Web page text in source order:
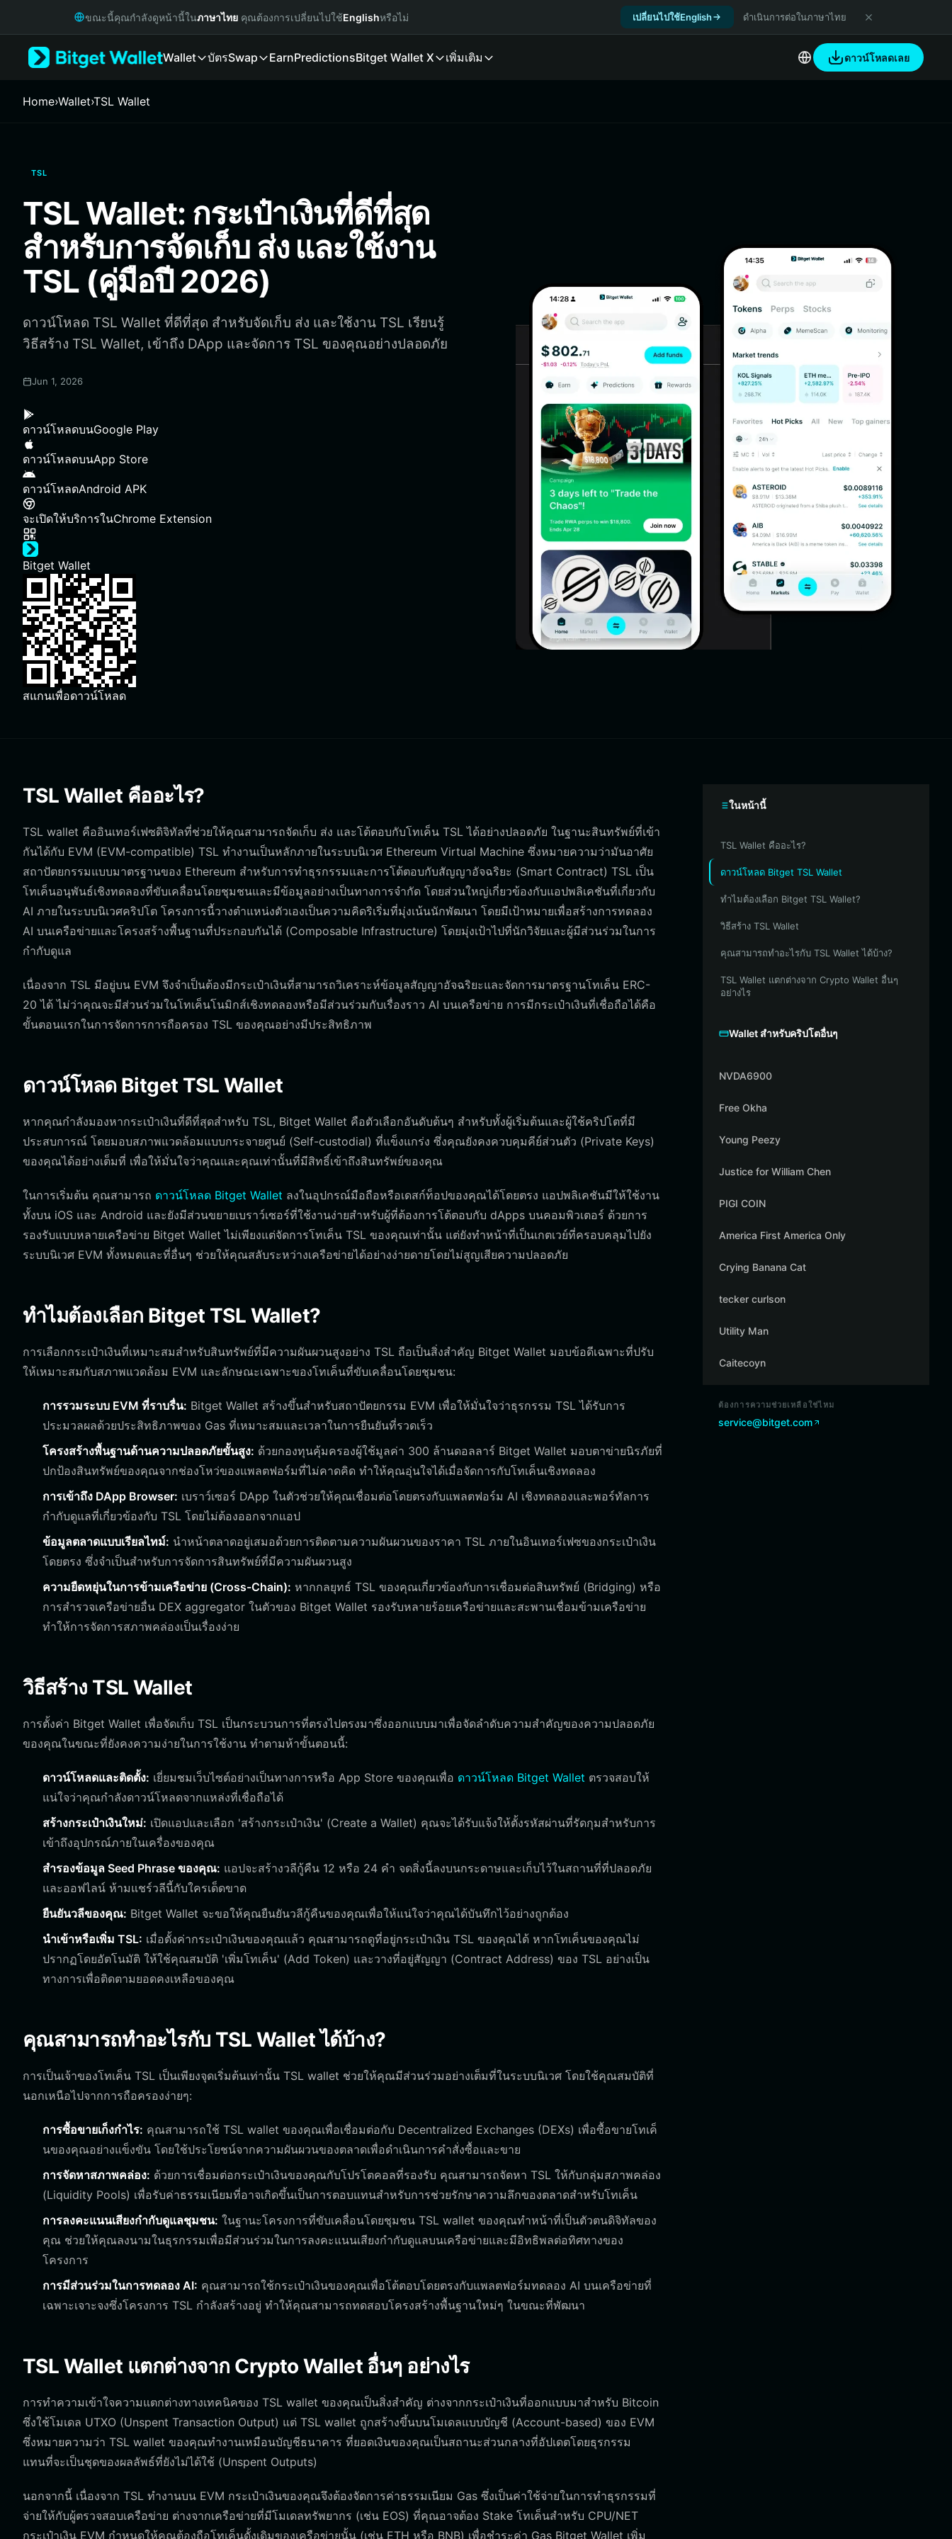
Русский
Italiano
繁體中文
Bahasa Indonesia
ภาษาไทย
Português (Brasil)
Español (Argentina)
ขณะนี้คุณกำลังดูหน้านี้ในภาษาไทย คุณต้องการเปลี่ยนไปใช้Englishหรือไม่ เปลี่ยนไปใช้English ดำเนินการต่อในภาษาไทย
Wallet บัตรSwap EarnPredictionsBitget Wallet X เพิ่มเติม ดาวน์โหลดเลย
Home›Wallet›TSL Wallet
TSL
TSL Wallet: กระเป๋าเงินที่ดีที่สุด
สำหรับการจัดเก็บ ส่ง และใช้งาน
TSL (คู่มือปี 2026)
ดาวน์โหลด TSL Wallet ที่ดีที่สุด สำหรับจัดเก็บ ส่ง และใช้งาน TSL เรียนรู้
วิธีสร้าง TSL Wallet, เข้าถึง DApp และจัดการ TSL ของคุณอย่างปลอดภัย
Jun 1, 2026
ดาวน์โหลดบนGoogle Play
ดาวน์โหลดบนApp Store
ดาวน์โหลดAndroid APK
จะเปิดให้บริการในChrome Extension
Bitget Wallet
สแกนเพื่อดาวน์โหลด
TSL Wallet คืออะไร?
TSL wallet คืออินเทอร์เฟซดิจิทัลที่ช่วยให้คุณสามารถจัดเก็บ ส่ง และโต้ตอบกับโทเค็น TSL ได้อย่างปลอดภัย ในฐานะสินทรัพย์ที่เข้า
กันได้กับ EVM (EVM-compatible) TSL ทำงานเป็นหลักภายในระบบนิเวศ Ethereum Virtual Machine ซึ่งหมายความว่ามันอาศัย
สถาปัตยกรรมแบบมาตรฐานของ Ethereum สำหรับการทำธุรกรรมและการโต้ตอบกับสัญญาอัจฉริยะ (Smart Contract) TSL เป็น
โทเค็นอนุพันธ์เชิงทดลองที่ขับเคลื่อนโดยชุมชนและมีข้อมูลอย่างเป็นทางการจำกัด โดยส่วนใหญ่เกี่ยวข้องกับแอปพลิเคชันที่เกี่ยวกับ
AI ภายในระบบนิเวศคริปโต โครงการนี้วางตำแหน่งตัวเองเป็นความคิดริเริ่มที่มุ่งเน้นนักพัฒนา โดยมีเป้าหมายเพื่อสร้างการทดลอง
AI บนเครือข่ายและโครงสร้างพื้นฐานที่ประกอบกันได้ (Composable Infrastructure) โดยมุ่งเป้าไปที่นักวิจัยและผู้มีส่วนร่วมในการ
กำกับดูแล
เนื่องจาก TSL มีอยู่บน EVM จึงจำเป็นต้องมีกระเป๋าเงินที่สามารถวิเคราะห์ข้อมูลสัญญาอัจฉริยะและจัดการมาตรฐานโทเค็น ERC-
20 ได้ ไม่ว่าคุณจะมีส่วนร่วมในโทเค็นโนมิกส์เชิงทดลองหรือมีส่วนร่วมกับเรื่องราว AI บนเครือข่าย การมีกระเป๋าเงินที่เชื่อถือได้คือ
ขั้นตอนแรกในการจัดการการถือครอง TSL ของคุณอย่างมีประสิทธิภาพ
ดาวน์โหลด Bitget TSL Wallet
หากคุณกำลังมองหากระเป๋าเงินที่ดีที่สุดสำหรับ TSL, Bitget Wallet คือตัวเลือกอันดับต้นๆ สำหรับทั้งผู้เริ่มต้นและผู้ใช้คริปโตที่มี
ประสบการณ์ โดยมอบสภาพแวดล้อมแบบกระจายศูนย์ (Self-custodial) ที่แข็งแกร่ง ซึ่งคุณยังคงควบคุมคีย์ส่วนตัว (Private Keys)
ของคุณได้อย่างเต็มที่ เพื่อให้มั่นใจว่าคุณและคุณเท่านั้นที่มีสิทธิ์เข้าถึงสินทรัพย์ของคุณ
ในการเริ่มต้น คุณสามารถ ดาวน์โหลด Bitget Wallet ลงในอุปกรณ์มือถือหรือเดสก์ท็อปของคุณได้โดยตรง แอปพลิเคชันมีให้ใช้งาน
ทั้งบน iOS และ Android และยังมีส่วนขยายเบราว์เซอร์ที่ใช้งานง่ายสำหรับผู้ที่ต้องการโต้ตอบกับ dApps บนคอมพิวเตอร์ ด้วยการ
รองรับแบบหลายเครือข่าย Bitget Wallet ไม่เพียงแต่จัดการโทเค็น TSL ของคุณเท่านั้น แต่ยังทำหน้าที่เป็นเกตเวย์ที่ครอบคลุมไปยัง
ระบบนิเวศ EVM ทั้งหมดและที่อื่นๆ ช่วยให้คุณสลับระหว่างเครือข่ายได้อย่างง่ายดายโดยไม่สูญเสียความปลอดภัย
ทำไมต้องเลือก Bitget TSL Wallet?
การเลือกกระเป๋าเงินที่เหมาะสมสำหรับสินทรัพย์ที่มีความผันผวนสูงอย่าง TSL ถือเป็นสิ่งสำคัญ Bitget Wallet มอบข้อดีเฉพาะที่ปรับ
ให้เหมาะสมกับสภาพแวดล้อม EVM และลักษณะเฉพาะของโทเค็นที่ขับเคลื่อนโดยชุมชน:
การรวมระบบ EVM ที่ราบรื่น: Bitget Wallet สร้างขึ้นสำหรับสถาปัตยกรรม EVM เพื่อให้มั่นใจว่าธุรกรรม TSL ได้รับการ
ประมวลผลด้วยประสิทธิภาพของ Gas ที่เหมาะสมและเวลาในการยืนยันที่รวดเร็ว
โครงสร้างพื้นฐานด้านความปลอดภัยขั้นสูง: ด้วยกองทุนคุ้มครองผู้ใช้มูลค่า 300 ล้านดอลลาร์ Bitget Wallet มอบตาข่ายนิรภัยที่
ปกป้องสินทรัพย์ของคุณจากช่องโหว่ของแพลตฟอร์มที่ไม่คาดคิด ทำให้คุณอุ่นใจได้เมื่อจัดการกับโทเค็นเชิงทดลอง
การเข้าถึง DApp Browser: เบราว์เซอร์ DApp ในตัวช่วยให้คุณเชื่อมต่อโดยตรงกับแพลตฟอร์ม AI เชิงทดลองและพอร์ทัลการ
กำกับดูแลที่เกี่ยวข้องกับ TSL โดยไม่ต้องออกจากแอป
ข้อมูลตลาดแบบเรียลไทม์: นำหน้าตลาดอยู่เสมอด้วยการติดตามความผันผวนของราคา TSL ภายในอินเทอร์เฟซของกระเป๋าเงิน
โดยตรง ซึ่งจำเป็นสำหรับการจัดการสินทรัพย์ที่มีความผันผวนสูง
ความยืดหยุ่นในการข้ามเครือข่าย (Cross-Chain): หากกลยุทธ์ TSL ของคุณเกี่ยวข้องกับการเชื่อมต่อสินทรัพย์ (Bridging) หรือ
การสำรวจเครือข่ายอื่น DEX aggregator ในตัวของ Bitget Wallet รองรับหลายร้อยเครือข่ายและสะพานเชื่อมข้ามเครือข่าย
ทำให้การจัดการสภาพคล่องเป็นเรื่องง่าย
วิธีสร้าง TSL Wallet
การตั้งค่า Bitget Wallet เพื่อจัดเก็บ TSL เป็นกระบวนการที่ตรงไปตรงมาซึ่งออกแบบมาเพื่อจัดลำดับความสำคัญของความปลอดภัย
ของคุณในขณะที่ยังคงความง่ายในการใช้งาน ทำตามห้าขั้นตอนนี้:
ดาวน์โหลดและติดตั้ง: เยี่ยมชมเว็บไซต์อย่างเป็นทางการหรือ App Store ของคุณเพื่อ ดาวน์โหลด Bitget Wallet ตรวจสอบให้
แน่ใจว่าคุณกำลังดาวน์โหลดจากแหล่งที่เชื่อถือได้
สร้างกระเป๋าเงินใหม่: เปิดแอปและเลือก 'สร้างกระเป๋าเงิน' (Create a Wallet) คุณจะได้รับแจ้งให้ตั้งรหัสผ่านที่รัดกุมสำหรับการ
เข้าถึงอุปกรณ์ภายในเครื่องของคุณ
สำรองข้อมูล Seed Phrase ของคุณ: แอปจะสร้างวลีกู้คืน 12 หรือ 24 คำ จดสิ่งนี้ลงบนกระดาษและเก็บไว้ในสถานที่ที่ปลอดภัย
และออฟไลน์ ห้ามแชร์วลีนี้กับใครเด็ดขาด
ยืนยันวลีของคุณ: Bitget Wallet จะขอให้คุณยืนยันวลีกู้คืนของคุณเพื่อให้แน่ใจว่าคุณได้บันทึกไว้อย่างถูกต้อง
นำเข้าหรือเพิ่ม TSL: เมื่อตั้งค่ากระเป๋าเงินของคุณแล้ว คุณสามารถดูที่อยู่กระเป๋าเงิน TSL ของคุณได้ หากโทเค็นของคุณไม่
ปรากฏโดยอัตโนมัติ ให้ใช้คุณสมบัติ 'เพิ่มโทเค็น' (Add Token) และวางที่อยู่สัญญา (Contract Address) ของ TSL อย่างเป็น
ทางการเพื่อติดตามยอดคงเหลือของคุณ
คุณสามารถทำอะไรกับ TSL Wallet ได้บ้าง?
การเป็นเจ้าของโทเค็น TSL เป็นเพียงจุดเริ่มต้นเท่านั้น TSL wallet ช่วยให้คุณมีส่วนร่วมอย่างเต็มที่ในระบบนิเวศ โดยใช้คุณสมบัติที่
นอกเหนือไปจากการถือครองง่ายๆ:
การซื้อขายเก็งกำไร: คุณสามารถใช้ TSL wallet ของคุณเพื่อเชื่อมต่อกับ Decentralized Exchanges (DEXs) เพื่อซื้อขายโทเค็
นของคุณอย่างแข็งขัน โดยใช้ประโยชน์จากความผันผวนของตลาดเพื่อดำเนินการคำสั่งซื้อและขาย
การจัดหาสภาพคล่อง: ด้วยการเชื่อมต่อกระเป๋าเงินของคุณกับโปรโตคอลที่รองรับ คุณสามารถจัดหา TSL ให้กับกลุ่มสภาพคล่อง
(Liquidity Pools) เพื่อรับค่าธรรมเนียมที่อาจเกิดขึ้นเป็นการตอบแทนสำหรับการช่วยรักษาความลึกของตลาดสำหรับโทเค็น
การลงคะแนนเสียงกำกับดูแลชุมชน: ในฐานะโครงการที่ขับเคลื่อนโดยชุมชน TSL wallet ของคุณทำหน้าที่เป็นตัวตนดิจิทัลของ
คุณ ช่วยให้คุณลงนามในธุรกรรมเพื่อมีส่วนร่วมในการลงคะแนนเสียงกำกับดูแลบนเครือข่ายและมีอิทธิพลต่อทิศทางของ
โครงการ
การมีส่วนร่วมในการทดลอง AI: คุณสามารถใช้กระเป๋าเงินของคุณเพื่อโต้ตอบโดยตรงกับแพลตฟอร์มทดลอง AI บนเครือข่ายที่
เฉพาะเจาะจงซึ่งโครงการ TSL กำลังสร้างอยู่ ทำให้คุณสามารถทดสอบโครงสร้างพื้นฐานใหม่ๆ ในขณะที่พัฒนา
TSL Wallet แตกต่างจาก Crypto Wallet อื่นๆ อย่างไร
การทำความเข้าใจความแตกต่างทางเทคนิคของ TSL wallet ของคุณเป็นสิ่งสำคัญ ต่างจากกระเป๋าเงินที่ออกแบบมาสำหรับ Bitcoin
ซึ่งใช้โมเดล UTXO (Unspent Transaction Output) แต่ TSL wallet ถูกสร้างขึ้นบนโมเดลแบบบัญชี (Account-based) ของ EVM
ซึ่งหมายความว่า TSL wallet ของคุณทำงานเหมือนบัญชีธนาคาร ที่ยอดเงินของคุณเป็นสถานะส่วนกลางที่อัปเดตโดยธุรกรรม
แทนที่จะเป็นชุดของผลลัพธ์ที่ยังไม่ได้ใช้ (Unspent Outputs)
นอกจากนี้ เนื่องจาก TSL ทำงานบน EVM กระเป๋าเงินของคุณจึงต้องจัดการค่าธรรมเนียม Gas ซึ่งเป็นค่าใช้จ่ายในการทำธุรกรรมที่
จ่ายให้กับผู้ตรวจสอบเครือข่าย ต่างจากเครือข่ายที่มีโมเดลทรัพยากร (เช่น EOS) ที่คุณอาจต้อง Stake โทเค็นสำหรับ CPU/NET
กระเป๋าเงิน EVM กำหนดให้คุณต้องถือโทเค็นดั้งเดิมของเครือข่ายนั้น (เช่น ETH หรือ BNB) เพื่อชำระค่า Gas Bitget Wallet เพิ่ม
ในหน้านี้
TSL Wallet คืออะไร?
ดาวน์โหลด Bitget TSL Wallet
ทำไมต้องเลือก Bitget TSL Wallet?
วิธีสร้าง TSL Wallet
คุณสามารถทำอะไรกับ TSL Wallet ได้บ้าง?
TSL Wallet แตกต่างจาก Crypto Wallet อื่นๆ
อย่างไร
Wallet สำหรับคริปโตอื่นๆ
NVDA6900
Free Okha
Young Peezy
Justice for William Chen
PIGI COIN
America First America Only
Crying Banana Cat
tecker curlson
Utility Man
Caitecoyn
ต้องการความช่วยเหลือใช่ไหม
service@bitget.com